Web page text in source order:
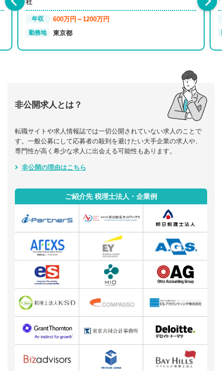
社
年収 600万円～1200万円
勤務地 東京都
非公開求人とは？
転職サイトや求人情報誌では一切公開されていない求人のことで
す。一般公募にして応募者の殺到を避けたい大手企業の求人や、
専門性が高く希少な求人に出会える可能性もあります。
非公開の理由はこちら
ご紹介先 税理士法人・企業例